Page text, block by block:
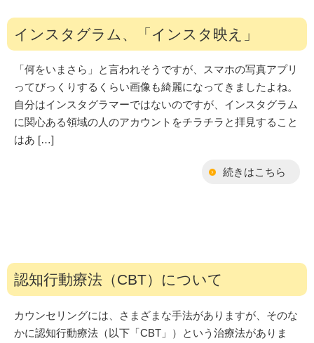
インスタグラム、「インスタ映え」
「何をいまさら」と言われそうですが、スマホの写真アプリ
ってびっくりするくらい画像も綺麗になってきましたよね。
自分はインスタグラマーではないのですが、インスタグラム
に関心ある領域の人のアカウントをチラチラと拝見すること
はあ […]
続きはこちら
認知行動療法（CBT）について
カウンセリングには、さまざまな手法がありますが、そのな
かに認知行動療法（以下「CBT」）という治療法がありま